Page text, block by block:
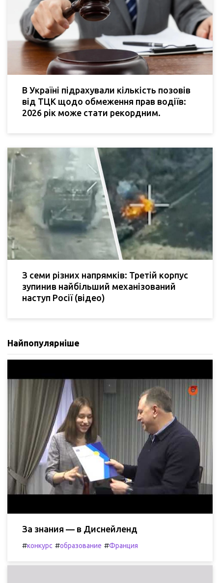
В Україні підрахували кількість позовів
від ТЦК щодо обмеження прав водіїв:
2026 рік може стати рекордним.
З семи різних напрямків: Третій корпус
зупинив найбільший механізований
наступ Росії (відео)
Найпопулярніше
За знания — в Диснейленд
#конкурс #образование #Франция